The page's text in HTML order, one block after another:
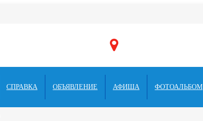
СПРАВКА ОБЪЯВЛЕНИЕ АФИША ФОТОАЛЬБОМ